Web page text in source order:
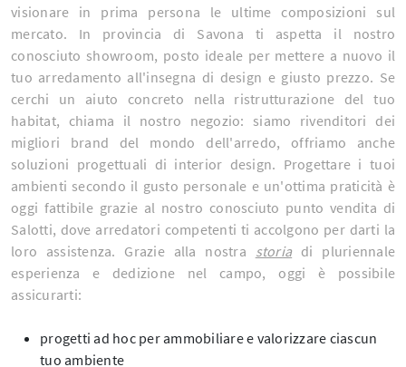
visionare in prima persona le ultime composizioni sul
mercato. In provincia di Savona ti aspetta il nostro
conosciuto showroom, posto ideale per mettere a nuovo il
tuo arredamento all'insegna di design e giusto prezzo. Se
cerchi un aiuto concreto nella ristrutturazione del tuo
habitat, chiama il nostro negozio: siamo rivenditori dei
migliori brand del mondo dell'arredo, offriamo anche
soluzioni progettuali di interior design. Progettare i tuoi
ambienti secondo il gusto personale e un'ottima praticità è
oggi fattibile grazie al nostro conosciuto punto vendita di
Salotti, dove arredatori competenti ti accolgono per darti la
loro assistenza. Grazie alla nostra storia di pluriennale
esperienza e dedizione nel campo, oggi è possibile
assicurarti:
progetti ad hoc per ammobiliare e valorizzare ciascun
tuo ambiente